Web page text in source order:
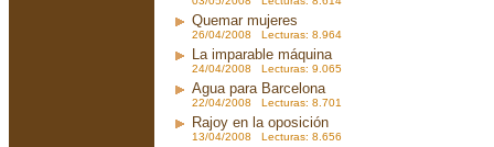
Quemar mujeres
26/04/2008 Lecturas: 8.964
La imparable máquina
24/04/2008 Lecturas: 9.065
Agua para Barcelona
22/04/2008 Lecturas: 8.701
Rajoy en la oposición
13/04/2008 Lecturas: 8.656